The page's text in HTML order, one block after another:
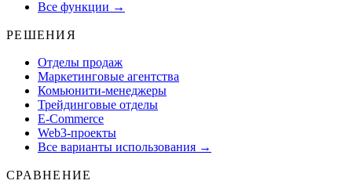
Все функции →
РЕШЕНИЯ
Отделы продаж
Маркетинговые агентства
Комьюнити-менеджеры
Трейдинговые отделы
E-Commerce
Web3-проекты
Все варианты использования →
СРАВНЕНИЕ